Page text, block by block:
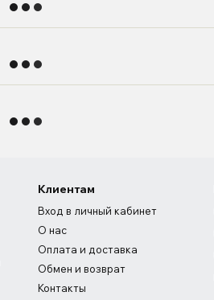
Клиентам
Вход в личный кабинет
О нас
Оплата и доставка
Обмен и возврат
Контакты